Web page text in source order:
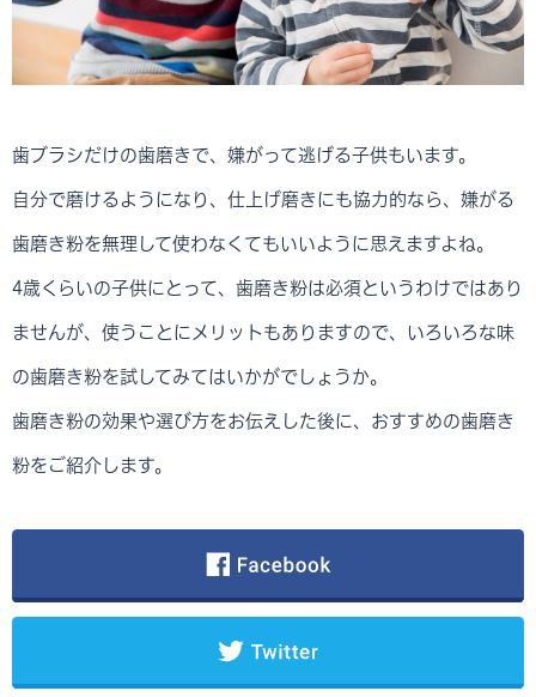
歯ブラシだけの歯磨きで、嫌がって逃げる子供もいます。
自分で磨けるようになり、仕上げ磨きにも協力的なら、嫌がる
歯磨き粉を無理して使わなくてもいいように思えますよね。
4歳くらいの子供にとって、歯磨き粉は必須というわけではあり
ませんが、使うことにメリットもありますので、いろいろな味
の歯磨き粉を試してみてはいかがでしょうか。
歯磨き粉の効果や選び方をお伝えした後に、おすすめの歯磨き
粉をご紹介します。